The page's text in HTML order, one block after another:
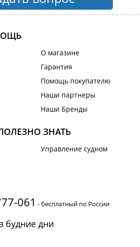
О магазине
Гарантия
Помощь покупателю
Наши партнеры
Наши Бренды
ЗНАТЬ
Управление судном
061 - бесплатный по России
будние дни